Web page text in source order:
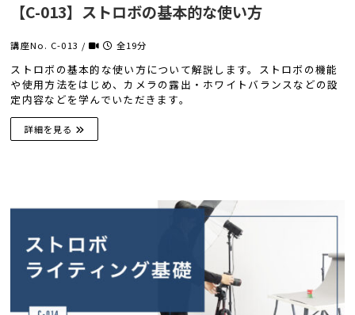
【C-013】ストロボの基本的な使い方
講座No. C-013 / 全19分
ストロボの基本的な使い方について解説します。ストロボの機能
や使用方法をはじめ、カメラの露出・ホワイトバランスなどの設
定内容などを学んでいただきます。
詳細を見る